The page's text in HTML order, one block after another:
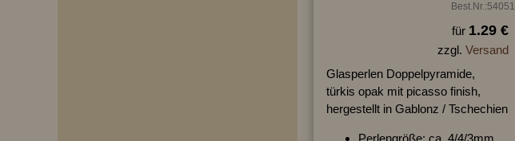
Best.Nr.:54051
für 1.29 €
zzgl. Versand
Glasperlen Doppelpyramide,
türkis opak mit picasso finish,
hergestellt in Gablonz / Tschechien